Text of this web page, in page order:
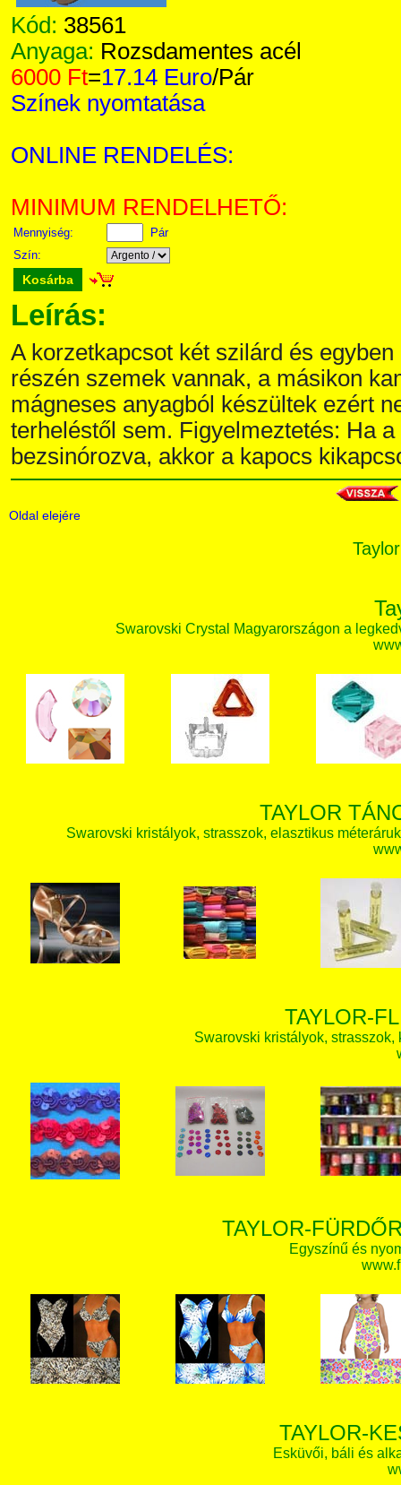
Kód: 38561
Anyaga: Rozsdamentes acél
6000 Ft=17.14 Euro/Pár
Színek nyomtatása
ONLINE RENDELÉS:
MINIMUM RENDELHETŐ:
Mennyiség:
Pár
Szín:
Kosárba
Leírás:
A korzetkapcsot két szilárd és
részén szemek vannak, a másikon
mágneses anyagból készültek ezért
terheléstől sem. Figyelmeztetés: Ha
bezsinórozva, akkor a kapocs
Oldal elejére
Swarovski Crystal Magyarországon a
TAYLOR
Swarovski kristályok, strasszok, elasztikus
TAYLOR-
Swarovski kristályok,
TAYLOR-
Egyszínű és
TAYLOR-
Esküvői, báli és